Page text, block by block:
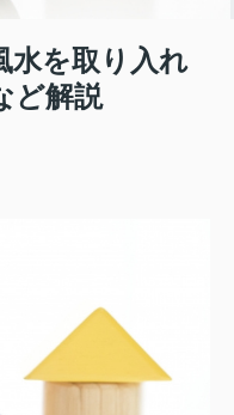
水を取り入れ
ど解説